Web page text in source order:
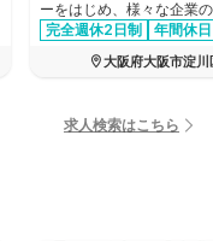
ーをはじめ、様々な企業
産！新製品の企画から商
メーカーの求人です。
完全週休2日制
年間休
経験者優遇
家賃補助あ
大阪府大阪市淀川
求人検索はこちら